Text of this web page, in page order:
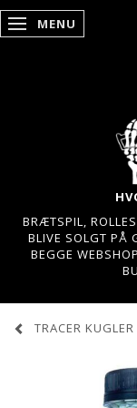
SKIFTE NAVIGATION
MENU
BRÆTSPIL,
BLIVE SOLGT PÅ
BEGGE
TRACER KUGLER